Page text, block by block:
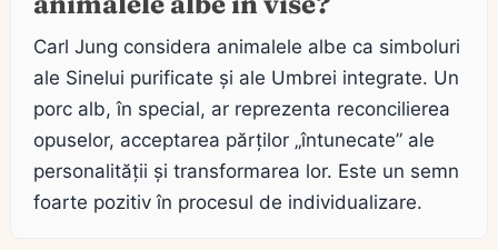
Carl Jung considera animalele albe ca simboluri
ale Sinelui purificate și ale Umbrei integrate. Un
porc alb, în special, ar reprezenta reconcilierea
opuselor, acceptarea părților „întunecate” ale
personalității și transformarea lor. Este un semn
foarte pozitiv în procesul de individualizare.